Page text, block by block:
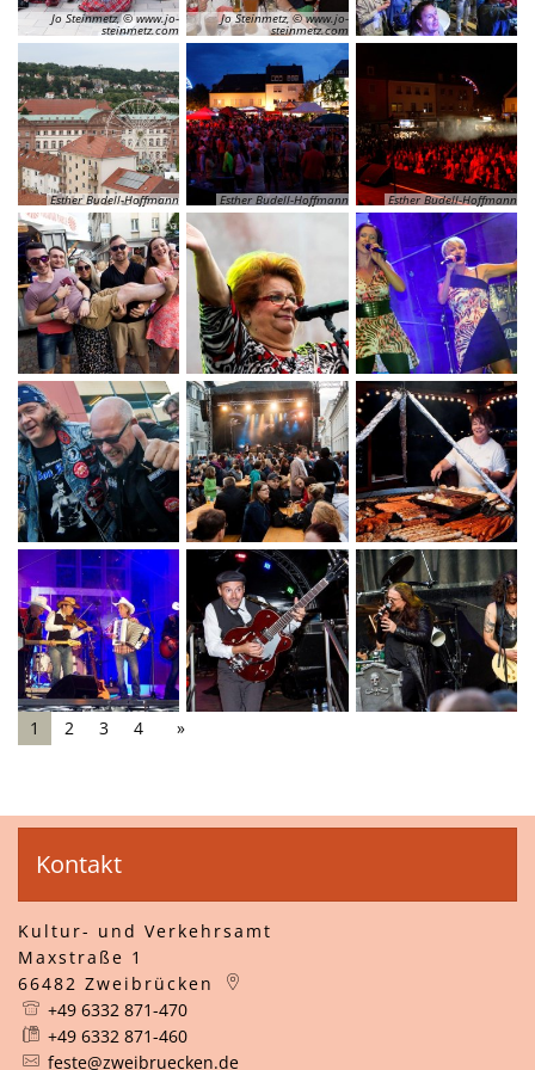
Jo Steinmetz, © www.jo-
steinmetz.com
Jo Steinmetz, © www.jo-
steinmetz.com
Esther Budell-Hoffmann Esther Budell-Hoffmann Esther Budell-Hoffmann
1 2 3 4
Kontakt
Kultur- und Verkehrsamt
Maxstraße 1
66482 Zweibrücken
+49 6332 871-470
+49 6332 871-460
feste@zweibruecken.de